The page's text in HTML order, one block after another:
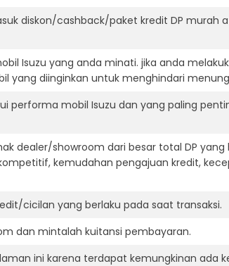
diskon/cashback/paket kredit DP murah
Isuzu yang anda minati. jika anda
yang diinginkan untuk menghindari
performa mobil Isuzu dan yang paling
dealer/showroom dari besar total DP yang
kemudahan pengajuan kredit,
cicilan yang berlaku pada saat transaksi.
dan mintalah kuitansi pembayaran.
ini karena terdapat kemungkinan ada